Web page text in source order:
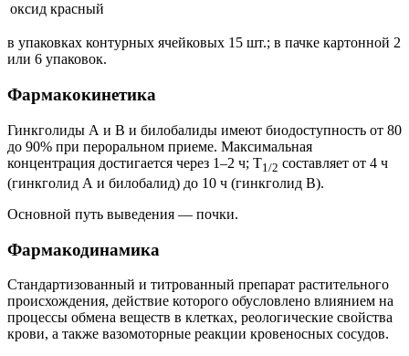
оксид красный
в упаковках контурных ячейковых 15 шт.; в пачке картонной 2
или 6 упаковок.
Фармакокинетика
Гинкголиды А и В и билобалиды имеют биодоступность от 80
до 90% при пероральном приеме. Максимальная
концентрация достигается через 1–2 ч; T1/2 составляет от 4 ч
(гинкголид А и билобалид) до 10 ч (гинкголид В).
Основной путь выведения — почки.
Фармакодинамика
Стандартизованный и титрованный препарат растительного
происхождения, действие которого обусловлено влиянием на
процессы обмена веществ в клетках, реологические свойства
крови, а также вазомоторные реакции кровеносных сосудов.